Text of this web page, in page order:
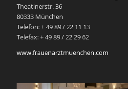
Theatinerstr. 36
80333 München
Telefon: + 49 89 / 22 11 13
Telefax: + 49 89 / 22 29 62
www.frauenarztmuenchen.com